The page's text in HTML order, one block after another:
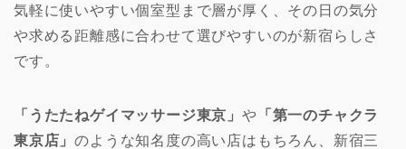
気軽に使いやすい個室型まで層が厚く、その日の気分
や求める距離感に合わせて選びやすいのが新宿らしさ
です。
「うたたねゲイマッサージ東京」や 「第一のチャクラ
東京店」のような知名度の高い店はもちろん、新宿三